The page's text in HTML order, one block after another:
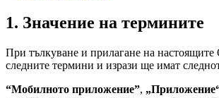
1. Значение на термините
При тълкуване и прилагане на
следните термини и изрази ще имат
“Мобилното приложение”,